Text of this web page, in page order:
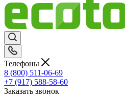
Телефоны
8 (800) 511-06-69
+7 (917) 588-58-60
Заказать звонок